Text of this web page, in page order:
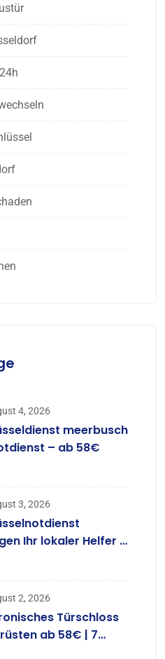
4, 2026
meerbusch
– ab 58€
3, 2026
Ihr lokaler Helfer –
2, 2026
Türschloss
ab 58€ | 7